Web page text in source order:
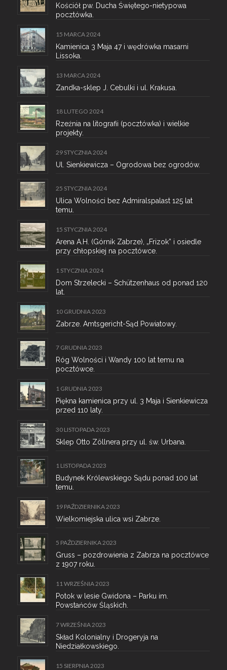
Kościół pw. Ducha Świętego-nietypowa
pocztówka.
15 MARCA 2024
Kamienica 3 Maja 47 i wędrówka masarni
Lissoka.
13 MARCA 2024
Zandka-sklep J. Cebulki i ul. Krakusa.
18 LUTEGO 2024
Rzeźnia na litografii (pocztówka) i wielkie
projekty.
29 STYCZNIA 2024
Ul. Sienkiewicza – Ogrodowa bez ogrodów.
25 STYCZNIA 2024
Ulica Wolności bez Admiralspalast 125 lat
temu.
15 STYCZNIA 2024
Arena A.H. (Górnik Zabrze), „Frizok” i osiedle
przy chłopskiej na pocztówce.
1 STYCZNIA 2024
Dom Strzelecki – Schützenhaus od ponad 120
lat.
10 GRUDNIA 2023
Zabrze. Amtsgericht-Sąd Powiatowy.
7 GRUDNIA 2023
Róg Wolności i Wandy 100 lat temu na
pocztówce.
1 GRUDNIA 2023
Piękna kamienica przy ul. 3 Maja i Sienkiewicza
przed 110 laty.
30 LISTOPADA 2023
Sklep Otto Zöllnera przy ul. św. Urbana.
1 LISTOPADA 2023
Budynek Królewskiego Sądu ponad 100 lat
temu.
19 PAŹDZIERNIKA 2023
Wielkomiejska ulica wsi Zabrze.
5 PAŹDZIERNIKA 2023
Gruss – pozdrowienia z Zabrza na pocztówce
z 1907 roku.
11 WRZEŚNIA 2023
Potok w lesie Gwidona – Parku im.
Powstańców Śląskich.
7 WRZEŚNIA 2023
Skład Kolonialny i Drogeryja na
Niedziałkowskiego.
15 SIERPNIA 2023